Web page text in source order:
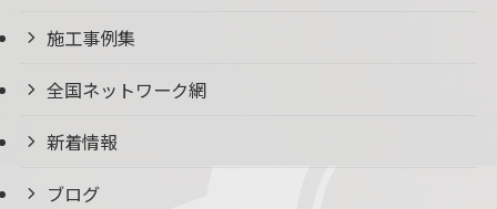
施工事例集
全国ネットワーク網
新着情報
ブログ